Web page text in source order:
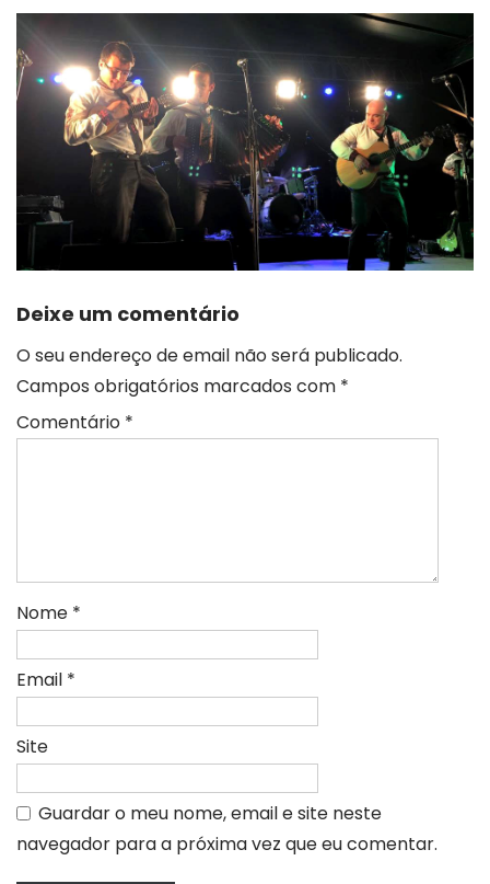
Deixe um comentário
O seu endereço de email não será publicado.
Campos obrigatórios marcados com *
Comentário *
Nome *
Email *
Site
Guardar o meu nome, email e site neste
navegador para a próxima vez que eu comentar.